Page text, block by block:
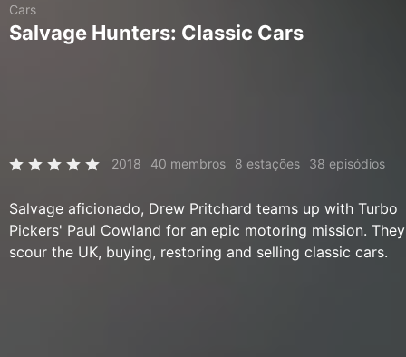
Cars
Salvage Hunters: Classic Cars
2018 40 membros 8 estações 38 episódios
Salvage aficionado, Drew Pritchard teams up with Turbo
Pickers' Paul Cowland for an epic motoring mission. They
scour the UK, buying, restoring and selling classic cars.